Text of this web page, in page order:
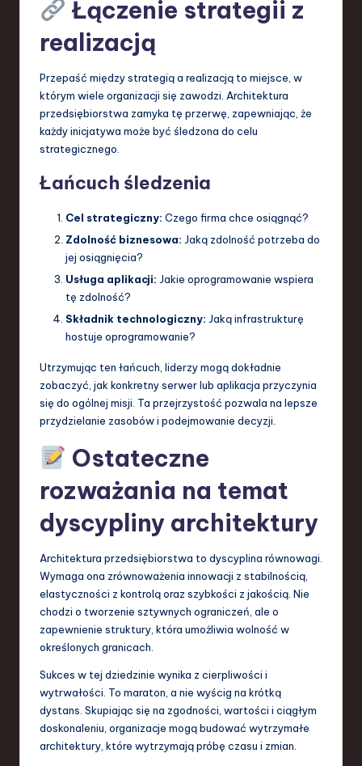
Łączenie strategii z
realizacją
Przepaść między strategią a realizacją to miejsce, w
którym wiele organizacji się zawodzi. Architektura
przedsiębiorstwa zamyka tę przerwę, zapewniając, że
każdy inicjatywa może być śledzona do celu
strategicznego.
Łańcuch śledzenia
Cel strategiczny: Czego firma chce osiągnąć?
Zdolność biznesowa: Jaką zdolność potrzeba do
jej osiągnięcia?
Usługa aplikacji: Jakie oprogramowanie wspiera
tę zdolność?
Składnik technologiczny: Jaką infrastrukturę
hostuje oprogramowanie?
Utrzymując ten łańcuch, liderzy mogą dokładnie
zobaczyć, jak konkretny serwer lub aplikacja przyczynia
się do ogólnej misji. Ta przejrzystość pozwala na lepsze
przydzielanie zasobów i podejmowanie decyzji.
Ostateczne
rozważania na temat
dyscypliny architektury
Architektura przedsiębiorstwa to dyscyplina równowagi.
Wymaga ona zrównoważenia innowacji z stabilnością,
elastyczności z kontrolą oraz szybkości z jakością. Nie
chodzi o tworzenie sztywnych ograniczeń, ale o
zapewnienie struktury, która umożliwia wolność w
określonych granicach.
Sukces w tej dziedzinie wynika z cierpliwości i
wytrwałości. To maraton, a nie wyścig na krótką
dystans. Skupiając się na zgodności, wartości i ciągłym
doskonaleniu, organizacje mogą budować wytrzymałe
architektury, które wytrzymają próbę czasu i zmian.